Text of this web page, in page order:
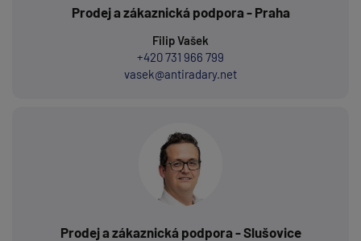
Prodej a zákaznická podpora - Praha
Filip Vašek
+420 731 966 799
vasek@antiradary.net
Prodej a zákaznická podpora - Slušovice